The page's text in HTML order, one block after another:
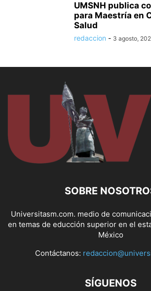
UMSNH publica
para Maestría en
Salud
redaccion - 3 agosto,
SOBRE
Universitasm.com. medio de
en temas de educción superior en el
México
Contáctanos:
SÍGUENOS